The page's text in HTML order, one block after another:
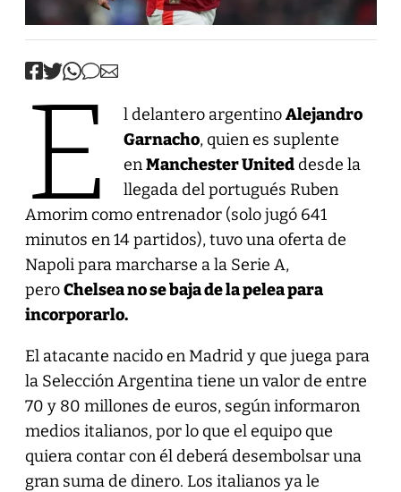
E l delantero argentinoAlejandro
Garnacho, quien es suplente
enManchester Uniteddesde la
llegada del portugués Ruben
Amorim como entrenador (solo jugó 641
minutos en 14 partidos), tuvo una oferta de
Napoli para marcharse a la Serie A,
peroChelsea no se baja de la pelea para
incorporarlo.
El atacante nacido en Madrid y que juega para
la Selección Argentina tiene un valor de entre
70 y 80 millones de euros, según informaron
medios italianos, por lo que el equipo que
quiera contar con él deberá desembolsar una
gran suma de dinero. Los italianos ya le